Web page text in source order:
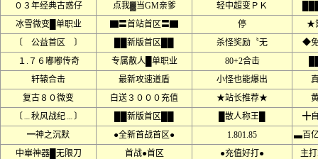
０３年经典古惑仔
点我▓当GM亲爹 轻中超变ＰＫ
冰雪微变█单职业
▇〓首站首区〓▇ 停
★
〔 公益首区 〕
██新版首区██ 杀怪奖励〝无
◆
１.７６嘟嘟传奇
专属散人█单职业 80+2合击
轩辕合击
最新攻速道盾 小怪也能爆出
复古８０微变
白送３０００充值 ★站长推荐★
〔﹍秋风战纪﹍〕
██新版首区██ █散人称王█
╋
━神之沉默
●全新首战首区● 1.801.85
▃百
中崋神器█无限刀
首战●首区 ●充值好打●
主